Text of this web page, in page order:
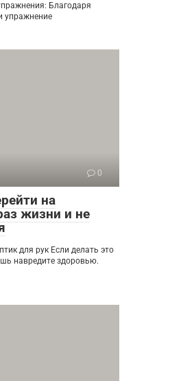
Благодаря
упражнение
0
на
жизни и не
для рук Если делать это
навредите здоровью.